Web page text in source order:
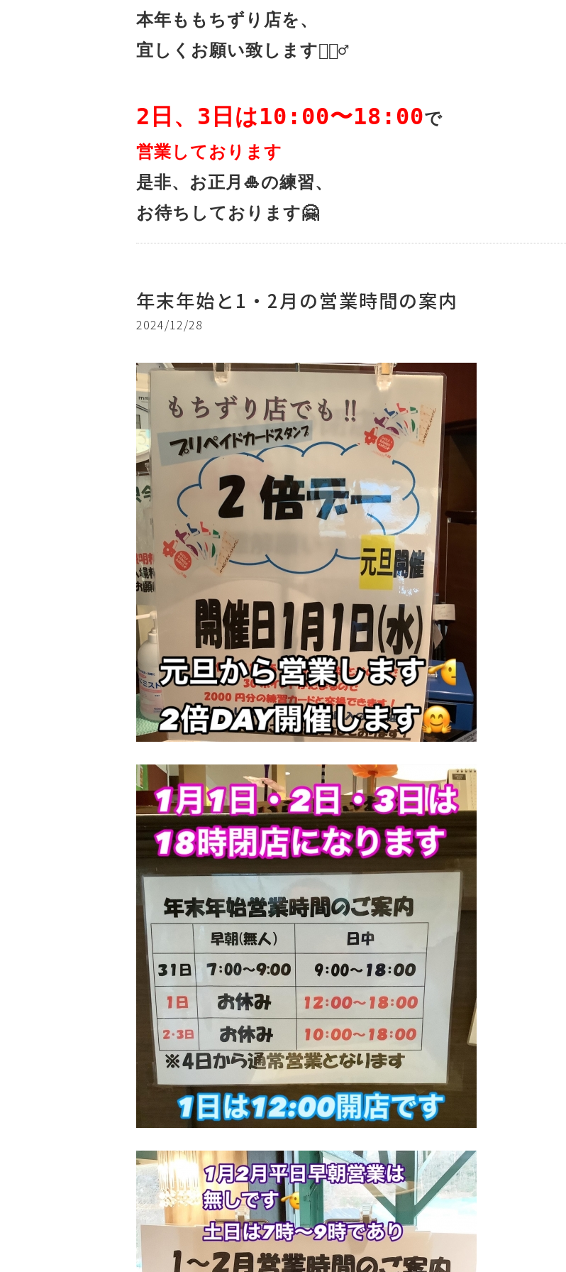
本年ももちずり店を、
宜しくお願い致します🙇🏻‍♂️
2日、3日は10:00〜18:00
営業しております
是非、お正月🎍の練習、
お待ちしております🤗
年末年始と1・2月の営業時間の案内
2024/12/28